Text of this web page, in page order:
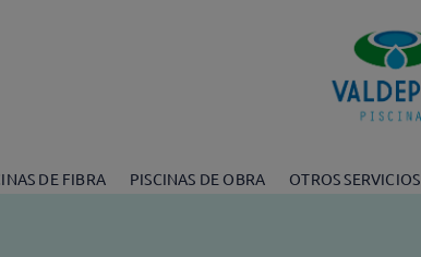
DE FIBRA PISCINAS DE OBRA OTROS SERVICIOS